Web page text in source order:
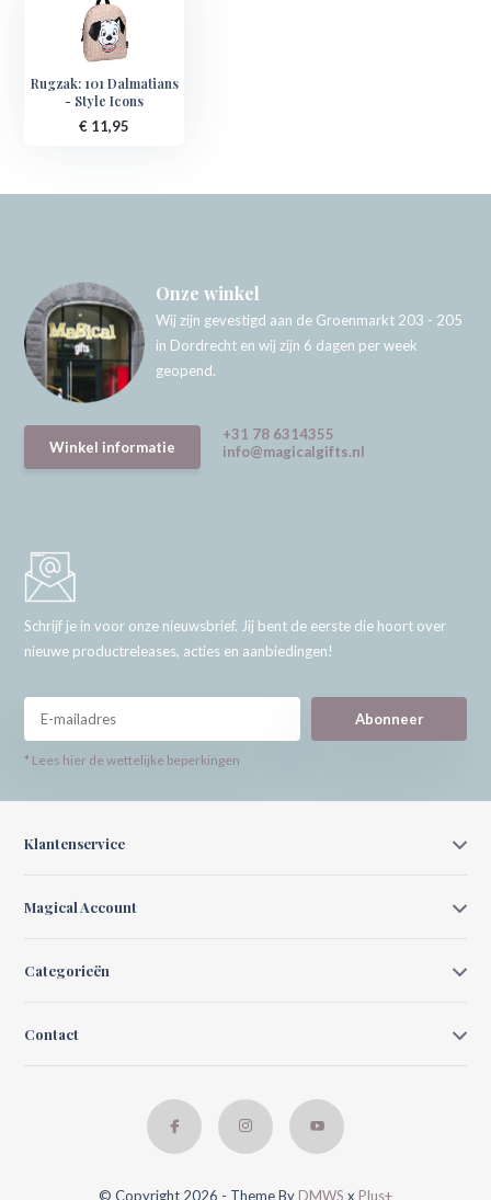
Rugzak: 101 Dalmatians
- Style Icons
€ 11,95
Onze winkel
Wij zijn gevestigd aan de Groenmarkt 203 - 205
in Dordrecht en wij zijn 6 dagen per week
geopend.
Winkel informatie
+31 78 6314355
info@magicalgifts.nl
Schrijf je in voor onze nieuwsbrief. Jij bent de eerste die hoort over
nieuwe productreleases, acties en aanbiedingen!
Abonneer
* Lees hier de wettelijke beperkingen
Klantenservice
Magical Account
Categorieën
Contact
© Copyright 2026 - Theme By DMWS x Plus+